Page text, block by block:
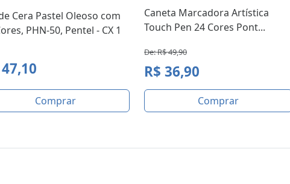
Cera Pastel Oleoso com
PHN-50, Pentel - CX 1
Comprar
Caneta Marcadora Artística
Touch Pen 24 Cores Pont...
De: R$ 49,90
R$ 36,90
Comprar